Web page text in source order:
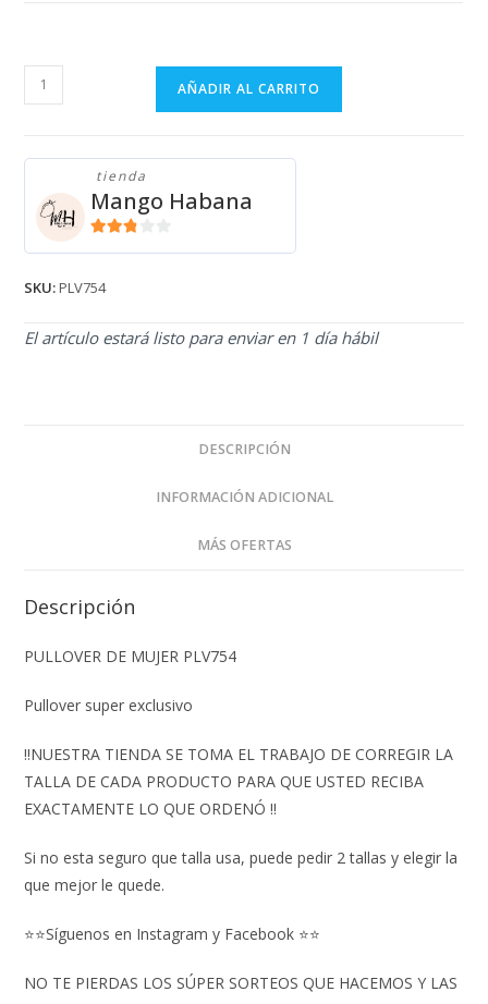
PULLOVER
DE
PLV754
AÑADIR AL CARRITO
tienda
Mango Habana
SKU:PLV754
El artículo estará listo para enviar en 1 día hábil
DESCRIPCIÓN
INFORMACIÓN ADICIONAL
MÁS OFERTAS
Descripción
PULLOVER DE MUJER PLV754
Pullover super exclusivo
‼️NUESTRA TIENDA SE TOMA EL TRABAJO DE CORREGIR LA
TALLA DE CADA PRODUCTO PARA QUE USTED RECIBA
EXACTAMENTE LO QUE ORDENÓ ‼️
Si no esta seguro que talla usa, puede pedir 2 tallas y elegir la
que mejor le quede.
⭐⭐Síguenos en Instagram y Facebook ⭐⭐
NO TE PIERDAS LOS SÚPER SORTEOS QUE HACEMOS Y LAS